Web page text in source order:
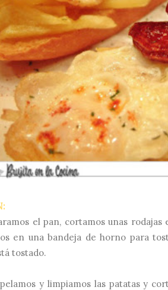
el pan, cortamos unas rodajas
en una bandeja de horno para
tostado.
y limpiamos las patatas y